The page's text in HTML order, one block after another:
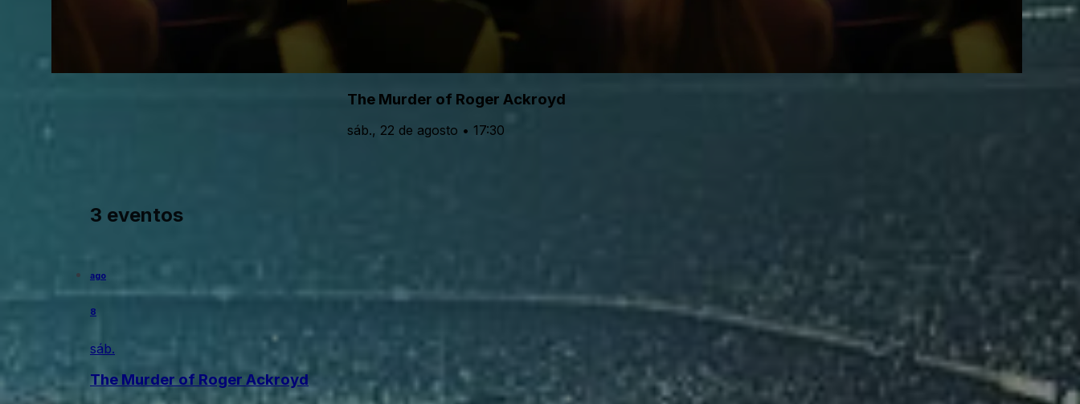
The Murder of Roger Ackroyd
sáb., 22 de agosto • 17:30
3 eventos
ago
8
sáb.
The Murder of Roger Ackroyd